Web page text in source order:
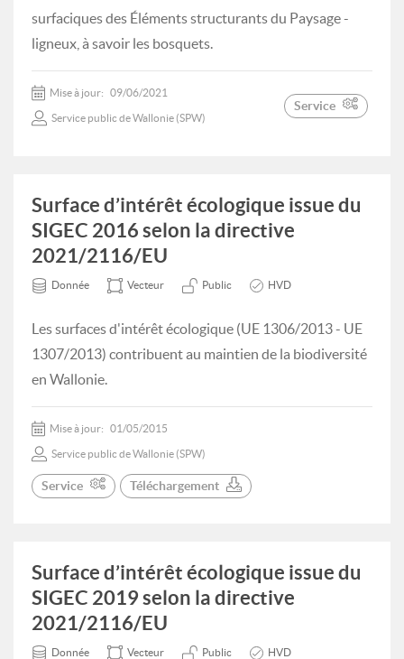
surfaciques des Éléments structurants du Paysage -
ligneux, à savoir les bosquets.
Mise à jour: 09/06/2021
Service public de Wallonie (SPW)
Service
Surface d’intérêt écologique issue du
SIGEC 2016 selon la directive
2021/2116/EU
Donnée Vecteur Public HVD
Les surfaces d'intérêt écologique (UE 1306/2013 - UE
1307/2013) contribuent au maintien de la biodiversité
en Wallonie.
Mise à jour: 01/05/2015
Service public de Wallonie (SPW)
Service Téléchargement
Surface d’intérêt écologique issue du
SIGEC 2019 selon la directive
2021/2116/EU
Donnée Vecteur Public HVD